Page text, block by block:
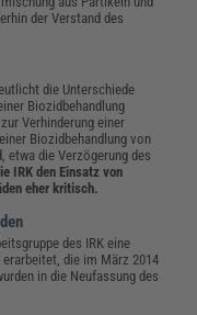
der Verstand des
die Unterschiede
Biozidbehandlung
Verhinderung einer
Biozidbehandlung von
etwa die Verzögerung des
IRK den Einsatz von
eher kritisch.
des IRK eine
die im März 2014
in die Neufassung des